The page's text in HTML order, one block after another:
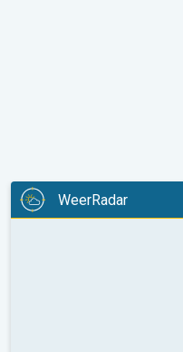
WeerRadar